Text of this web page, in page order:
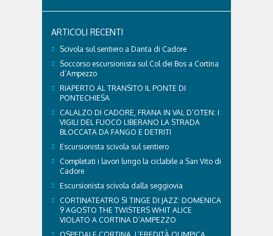
ARTICOLI RECENTI
Scivola sul sentiero a Danta di Cadore
Soccorso escursionista sul Col dei Bos a Cortina
d’Ampezzo
RIAPERTO AL TRANSITO IL PONTE DI
PONTECHIESA
CALALZO DI CADORE, FRANA IN VAL D’OTEN: I
VIGILI DEL FUOCO LIBERANO LA STRADA
BLOCCATA DA FANGO E DETRITI
Escursionista scivola sul sentiero
Completati i lavori lungo la ciclabile a San Vito di
Cadore
Escursionista scivola dalla seggiovia
CORTINATEATRO SI TINGE DI JAZZ: DOMENICA
9 AGOSTO THE TWISTERS WHIT ALICE
VIOLATO A CORTINA D’AMPEZZO